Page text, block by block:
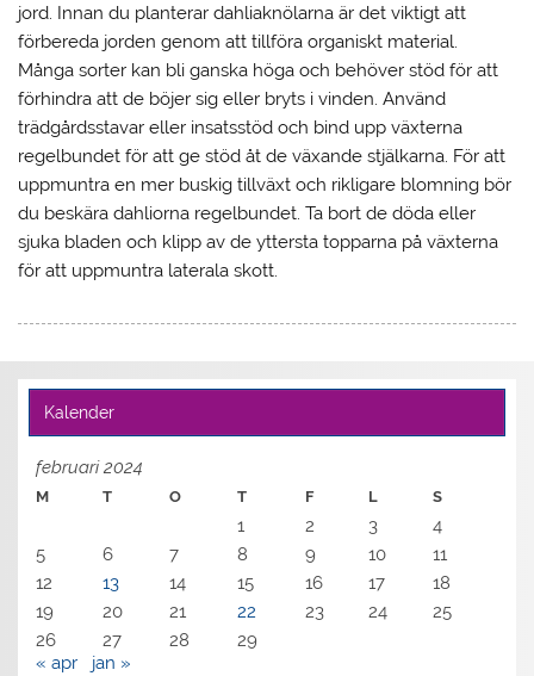
jord. Innan du planterar dahliaknölarna är det viktigt att
förbereda jorden genom att tillföra organiskt material.
Många sorter kan bli ganska höga och behöver stöd för att
förhindra att de böjer sig eller bryts i vinden. Använd
trädgårdsstavar eller insatsstöd och bind upp växterna
regelbundet för att ge stöd åt de växande stjälkarna. För att
uppmuntra en mer buskig tillväxt och rikligare blomning bör
du beskära dahliorna regelbundet. Ta bort de döda eller
sjuka bladen och klipp av de yttersta topparna på växterna
för att uppmuntra laterala skott.
Kalender
februari 2024
M T O T F L S
1 2 3
4
5
6 7 8 9 10
11
12
13 14 15 16 17
18
19
20 21 22 23 24
25
26
27 28
29
« apr
jan »